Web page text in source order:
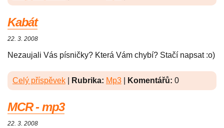
Kabát
22. 3. 2008
Nezaujali Vás písničky? Která Vám chybí? Stačí napsat :o)
Celý příspěvek Rubrika: Mp3 Komentářů: 0
MCR - mp3
22. 3. 2008